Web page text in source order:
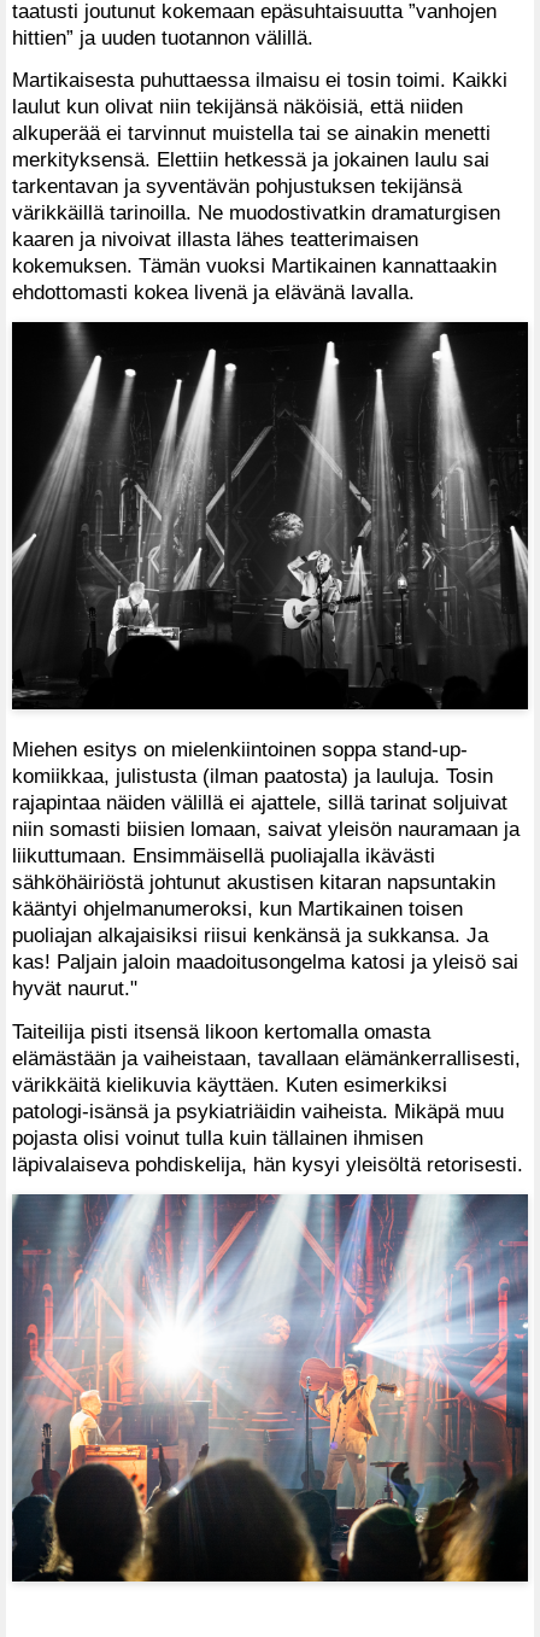
taatusti joutunut kokemaan epäsuhtaisuutta ”vanhojen
hittien” ja uuden tuotannon välillä.
Martikaisesta puhuttaessa ilmaisu ei tosin toimi. Kaikki
laulut kun olivat niin tekijänsä näköisiä, että niiden
alkuperää ei tarvinnut muistella tai se ainakin menetti
merkityksensä. Elettiin hetkessä ja jokainen laulu sai
tarkentavan ja syventävän pohjustuksen tekijänsä
värikkäillä tarinoilla. Ne muodostivatkin dramaturgisen
kaaren ja nivoivat illasta lähes teatterimaisen
kokemuksen. Tämän vuoksi Martikainen kannattaakin
ehdottomasti kokea livenä ja elävänä lavalla.
Miehen esitys on mielenkiintoinen soppa stand-up-
komiikkaa, julistusta (ilman paatosta) ja lauluja. Tosin
rajapintaa näiden välillä ei ajattele, sillä tarinat soljuivat
niin somasti biisien lomaan, saivat yleisön nauramaan ja
liikuttumaan. Ensimmäisellä puoliajalla ikävästi
sähköhäiriöstä johtunut akustisen kitaran napsuntakin
kääntyi ohjelmanumeroksi, kun Martikainen toisen
puoliajan alkajaisiksi riisui kenkänsä ja sukkansa. Ja
kas! Paljain jaloin maadoitusongelma katosi ja yleisö sai
hyvät naurut."
Taiteilija pisti itsensä likoon kertomalla omasta
elämästään ja vaiheistaan, tavallaan elämänkerrallisesti,
värikkäitä kielikuvia käyttäen. Kuten esimerkiksi
patologi-isänsä ja psykiatriäidin vaiheista. Mikäpä muu
pojasta olisi voinut tulla kuin tällainen ihmisen
läpivalaiseva pohdiskelija, hän kysyi yleisöltä retorisesti.